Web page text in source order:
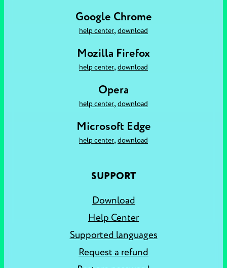
Google Chrome
help center, download
Mozilla Firefox
help center, download
Opera
help center, download
Microsoft Edge
help center, download
SUPPORT
Download
Help Center
Supported languages
Request a refund